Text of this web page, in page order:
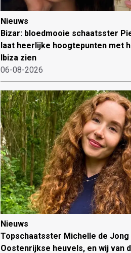
Nieuws
Bizar: bloedmooie schaatsster
laat heerlijke hoogtepunten met
Ibiza zien
06-08-2026
Nieuws
Topschaatsster Michelle de
Oostenrijkse heuvels, en wij van